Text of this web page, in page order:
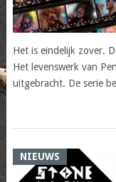
Het is eindelijk zover.
Het levenswerk van
uitgebracht. De serie
NIEUWS